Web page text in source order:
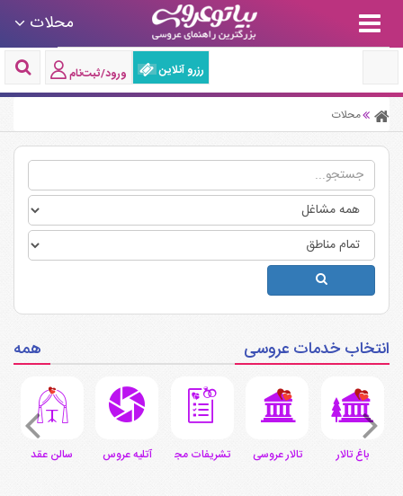
محلات
رزرو آنلاین ورود/ثبت‌نام
محلات
انتخاب خدمات عروسی همه
باغ تالار تالار عروسی تشریفات مجالس آتلیه عروس سالن عقد